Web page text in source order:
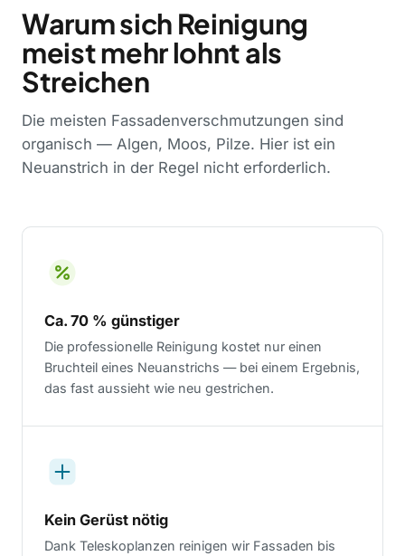
Warum sich Reinigung
meist mehr lohnt als
Streichen
Die meisten Fassadenverschmutzungen sind
organisch — Algen, Moos, Pilze. Hier ist ein
Neuanstrich in der Regel nicht erforderlich.
Ca. 70 % günstiger
Die professionelle Reinigung kostet nur einen
Bruchteil eines Neuanstrichs — bei einem Ergebnis,
das fast aussieht wie neu gestrichen.
Kein Gerüst nötig
Dank Teleskoplanzen reinigen wir Fassaden bis